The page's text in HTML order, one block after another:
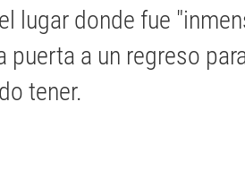
lugar donde fue
puerta a un regreso
tener.